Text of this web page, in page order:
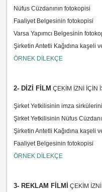
Nüfus Cüzdanının fotokopisi
Faaliyet Belgesinin fotokopisi
Varsa Yapımcı Belgesinin
Şirketin Antetli Kağıdına kaşeli
ÖRNEK DİLEKÇE
2- DİZİ FİLM ÇEKİM İZNİ İÇİN
Şirket Yetkilisinin imza
Şirket Yetkilisinin Nüfus
Şirketin Antetli Kağıdına kaşeli
Faaliyet Belgesinin fotokopisi
ÖRNEK DİLEKÇE
3- REKLAM FİLMİ ÇEKİM